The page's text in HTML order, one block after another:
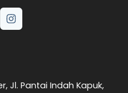
Jl. Pantai Indah Kapuk,